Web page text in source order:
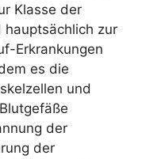
Klasse der
hauptsächlich zur
Erkrankungen
es die
und
der
der